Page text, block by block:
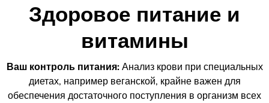
Здоровое питание и
витамины
Ваш контроль питания:Анализ крови при специальных
диетах, например веганской, крайне важен для
обеспечения достаточного поступления в организм всех